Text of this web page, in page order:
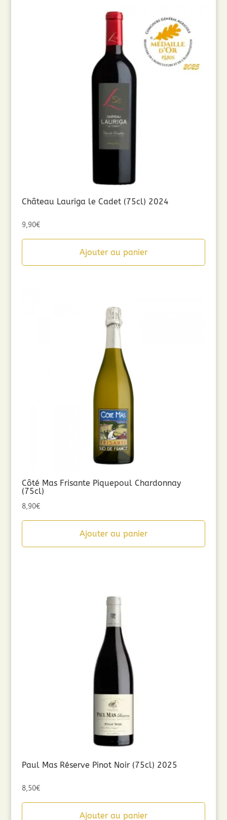
Château Lauriga le Cadet (75cl) 2024
9,90€
Ajouter au panier
Côté Mas Frisante Piquepoul Chardonnay
(75cl)
8,90€
Ajouter au panier
Paul Mas Réserve Pinot Noir (75cl) 2025
8,50€
Ajouter au panier